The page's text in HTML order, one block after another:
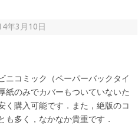
年3月10日
ニコミック（ペーパーバックタイ
紙のみでカバーもついていないた
く購入可能です．また，絶版のコ
も多く，なかなか貴重です．